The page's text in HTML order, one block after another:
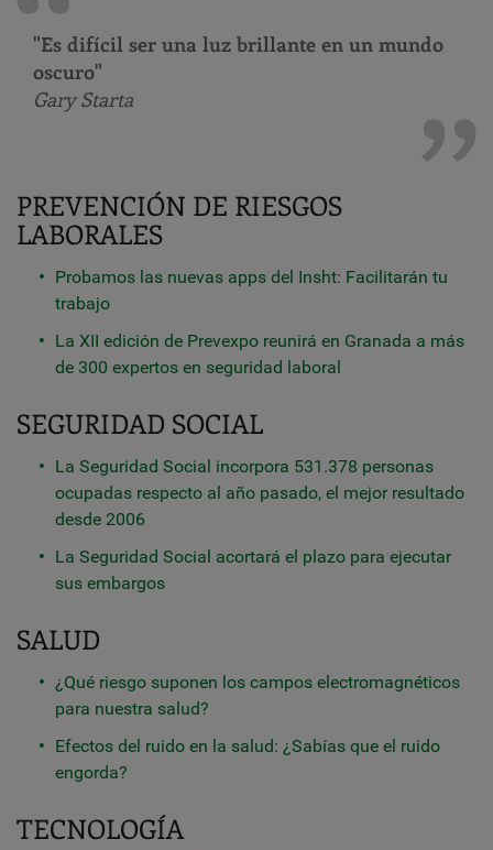
"Es difícil ser una luz brillante en un mundo
oscuro"
Gary Starta
PREVENCIÓN DE RIESGOS
LABORALES
Probamos las nuevas apps del Insht: Facilitarán tu
trabajo
La XII edición de Prevexpo reunirá en Granada a más
de 300 expertos en seguridad laboral
SEGURIDAD SOCIAL
La Seguridad Social incorpora 531.378 personas
ocupadas respecto al año pasado, el mejor resultado
desde 2006
La Seguridad Social acortará el plazo para ejecutar
sus embargos
SALUD
¿Qué riesgo suponen los campos electromagnéticos
para nuestra salud?
Efectos del ruido en la salud: ¿Sabías que el ruido
engorda?
TECNOLOGÍA